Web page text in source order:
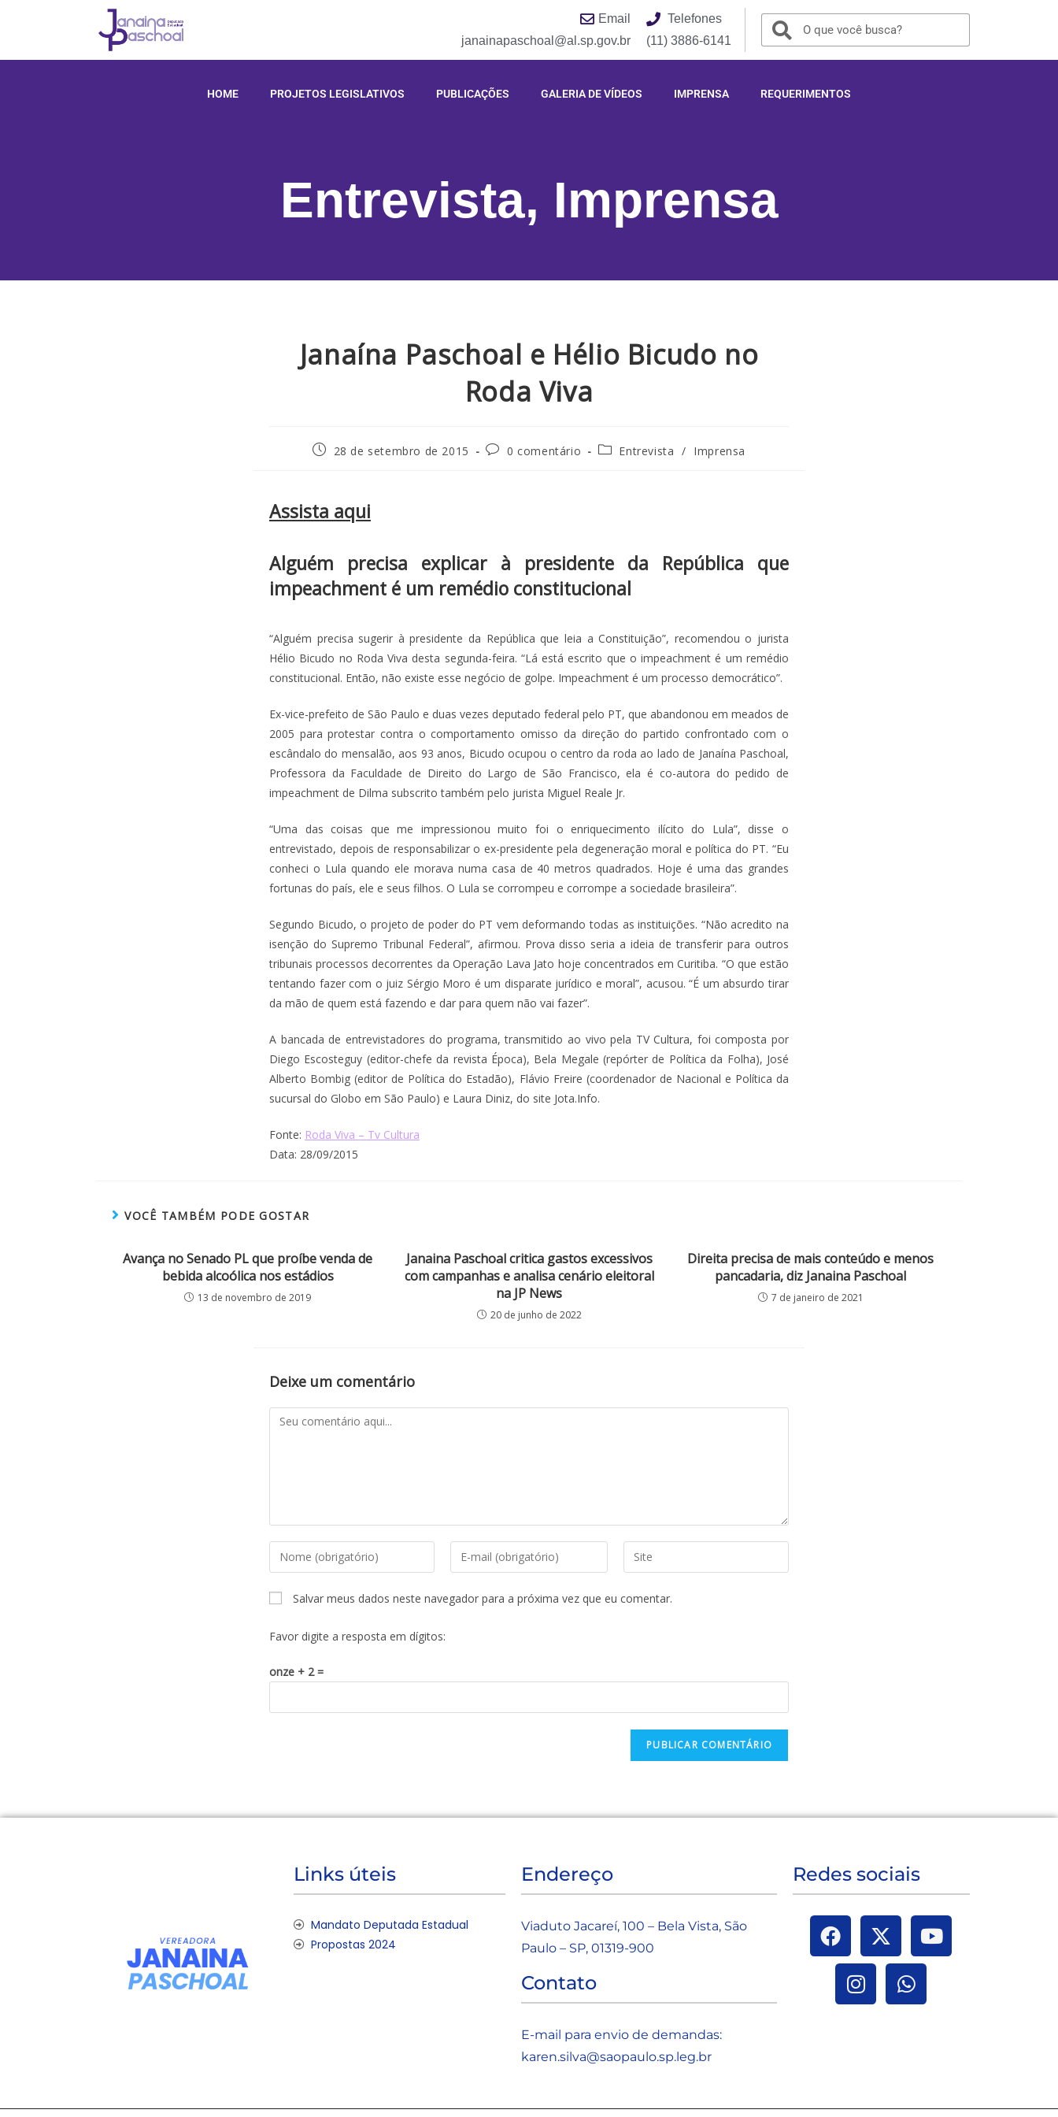
Email
janainapaschoal@al.sp.gov.br
Telefones
(11) 3886-6141
HOME PROJETOS LEGISLATIVOS PUBLICAÇÕES GALERIA DE VÍDEOS IMPRENSA REQUERIMENTOS
Entrevista, Imprensa
Janaína Paschoal e Hélio Bicudo no
Roda Viva
28 de setembro de 2015 0 comentário Entrevista / Imprensa
Assista aqui
Alguém precisa explicar à presidente da República que
impeachment é um remédio constitucional
“Alguém precisa sugerir à presidente da República que leia a Constituição”, recomendou o jurista
Hélio Bicudo no Roda Viva desta segunda-feira. “Lá está escrito que o impeachment é um remédio
constitucional. Então, não existe esse negócio de golpe. Impeachment é um processo democrático”.
Ex-vice-prefeito de São Paulo e duas vezes deputado federal pelo PT, que abandonou em meados de
2005 para protestar contra o comportamento omisso da direção do partido confrontado com o
escândalo do mensalão, aos 93 anos, Bicudo ocupou o centro da roda ao lado de Janaína Paschoal,
Professora da Faculdade de Direito do Largo de São Francisco, ela é co-autora do pedido de
impeachment de Dilma subscrito também pelo jurista Miguel Reale Jr.
“Uma das coisas que me impressionou muito foi o enriquecimento ilícito do Lula”, disse o
entrevistado, depois de responsabilizar o ex-presidente pela degeneração moral e política do PT. “Eu
conheci o Lula quando ele morava numa casa de 40 metros quadrados. Hoje é uma das grandes
fortunas do país, ele e seus filhos. O Lula se corrompeu e corrompe a sociedade brasileira”.
Segundo Bicudo, o projeto de poder do PT vem deformando todas as instituições. “Não acredito na
isenção do Supremo Tribunal Federal”, afirmou. Prova disso seria a ideia de transferir para outros
tribunais processos decorrentes da Operação Lava Jato hoje concentrados em Curitiba. “O que estão
tentando fazer com o juiz Sérgio Moro é um disparate jurídico e moral”, acusou. “É um absurdo tirar
da mão de quem está fazendo e dar para quem não vai fazer”.
A bancada de entrevistadores do programa, transmitido ao vivo pela TV Cultura, foi composta por
Diego Escosteguy (editor-chefe da revista Época), Bela Megale (repórter de Política da Folha), José
Alberto Bombig (editor de Política do Estadão), Flávio Freire (coordenador de Nacional e Política da
sucursal do Globo em São Paulo) e Laura Diniz, do site Jota.Info.
Fonte: Roda Viva – Tv Cultura
Data: 28/09/2015
VOCÊ TAMBÉM PODE GOSTAR
Avança no Senado PL que proíbe venda de
bebida alcoólica nos estádios
13 de novembro de 2019
Janaina Paschoal critica gastos excessivos
com campanhas e analisa cenário eleitoral
na JP News
20 de junho de 2022
Direita precisa de mais conteúdo e menos
pancadaria, diz Janaina Paschoal
7 de janeiro de 2021
Deixe um comentário
Salvar meus dados neste navegador para a próxima vez que eu comentar.
Favor digite a resposta em dígitos:
onze + 2 =
Links úteis
Mandato Deputada Estadual
Propostas 2024
Endereço
Viaduto Jacareí, 100 – Bela Vista, São
Paulo – SP, 01319-900
Contato
E-mail para envio de demandas:
karen.silva@saopaulo.sp.leg.br
Redes sociais